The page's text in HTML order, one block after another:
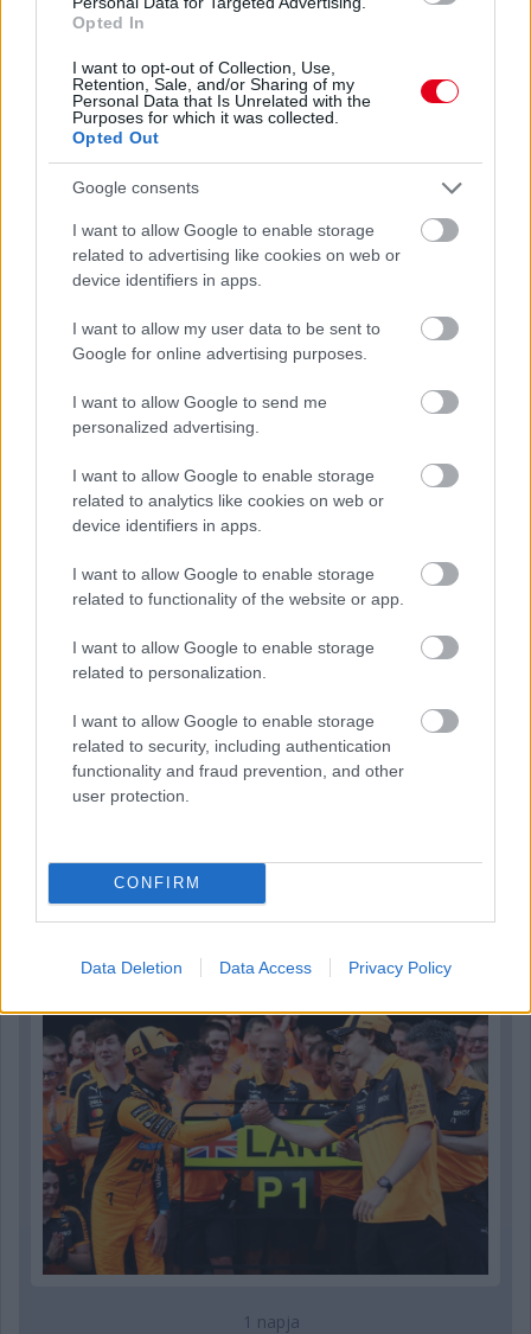
Opted In
I want to opt-out of Collection, Use,
Retention, Sale, and/or Sharing of my
Personal Data that Is Unrelated with the
Purposes for which it was collected.
Opted Out
Google consents
I want to allow Google to enable storage
related to advertising like cookies on web or
device identifiers in apps.
I want to allow my user data to be sent to
Google for online advertising purposes.
I want to allow Google to send me
personalized advertising.
I want to allow Google to enable storage
related to analytics like cookies on web or
device identifiers in apps.
I want to allow Google to enable storage
related to functionality of the website or app.
I want to allow Google to enable storage
related to personalization.
I want to allow Google to enable storage
related to security, including authentication
functionality and fraud prevention, and other
user protection.
CONFIRM
Data Deletion Data Access Privacy Policy
Eljegyezte kedvesét George Russell
21 órája
Domenicali: Több sprint lesz az F1-ben – de nem
mindenhol
„Lando és Oscar kapcsolata csak még erősebbé vált a
1 napja